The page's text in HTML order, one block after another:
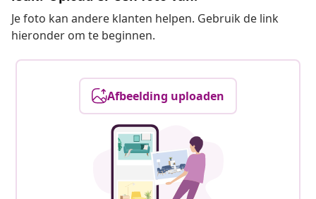
Je foto kan andere klanten helpen. Gebruik de link
hieronder om te beginnen.
Afbeelding uploaden